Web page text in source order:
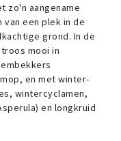
zo'n aangename
een plek in de
grond. In de
mooi in
en met winter-
wintercyclamen,
en longkruid